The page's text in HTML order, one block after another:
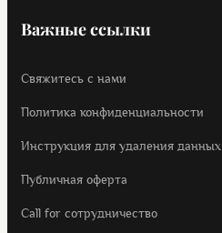
Важные ссылки
Свяжитесь с нами
Политика конфиденциальности
Инструкция для удаления данных
Публичная оферта
Call for cотрудничество